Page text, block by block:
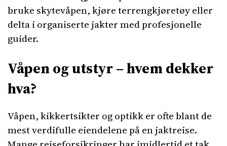
bruke skytevåpen, kjøre terrengkjøretøy eller
delta i organiserte jakter med profesjonelle
guider.
Våpen og utstyr – hvem dekker
hva?
Våpen, kikkertsikter og optikk er ofte blant de
mest verdifulle eiendelene på en jaktreise.